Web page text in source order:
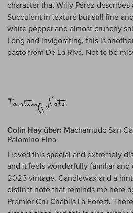
character that Willy Pérez describes
Succulent in texture but still fine
white pepper and almost crunchy
Long and invigorating, this is
pasto from De La Riva. Not to be
Colin Hay über: Macharnudo San
Palomino Fino
I loved this special and extremely
and it feels wonderfully familiar and
2023 vintage. Candlewax and a
distinct note that reminds me here
Premier Cru Chablis La Forest.